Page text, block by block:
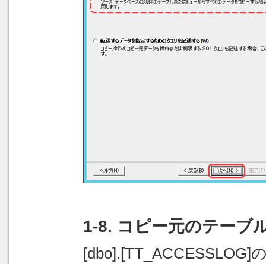
1-8. コピー元のテーブ
[dbo].[TT_ACCESSLOG]